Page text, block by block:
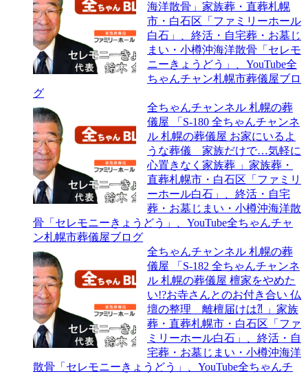
海洋散骨」家族葬・直葬札幌
市・白石区「ファミリーホール
白石」、終活・自宅葬・お墓じ
まい・小樽沖海洋散骨「セレモ
ニーきょうどう」、YouTube全
ちゃんチャン札幌市葬儀屋ブロ
グ
全ちゃんチャンネル 札幌の葬
儀屋 「S-180 全ちゃんチャンネ
ル 札幌の葬儀屋 お家にいるよ
うな葬儀 家族だけで…気軽に
心置きなく家族葬 」家族葬・
直葬札幌市・白石区「ファミリ
ーホール白石」、終活・自宅
葬・お墓じまい・小樽沖海洋散
骨「セレモニーきょうどう」、YouTube全ちゃんチャ
ン札幌市葬儀屋ブログ
全ちゃんチャンネル 札幌の葬
儀屋 「S-182 全ちゃんチャンネ
ル 札幌の葬儀屋 檀家をやめた
い!?お寺さんとのお付き合い 仏
壇の整理 離檀届けは⁈ 」家族
葬・直葬札幌市・白石区「ファ
ミリーホール白石」、終活・自
宅葬・お墓じまい・小樽沖海洋
散骨「セレモニーきょうどう」、YouTube全ちゃんチ